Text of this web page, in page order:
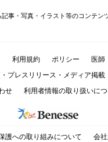
事・写真・イラスト等のコンテン
利用規約 ポリシー
医師
プレスリリース・メディア掲載
せ
利用者情報の取り扱いに
護への取り組みについて 会